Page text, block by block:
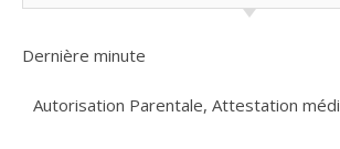
Dernière minute
Autorisation Parentale, Attestation